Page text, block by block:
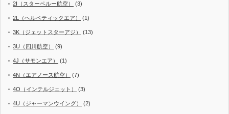
2I（スターペルー航空） (3)
2L（ヘルベティックエア） (1)
3K（ジェットスターアジ） (13)
3U（四川航空） (9)
4J（サモンエア） (1)
4N（エアノース航空） (7)
4O（インテルジェット） (3)
4U（ジャーマンウイング） (2)